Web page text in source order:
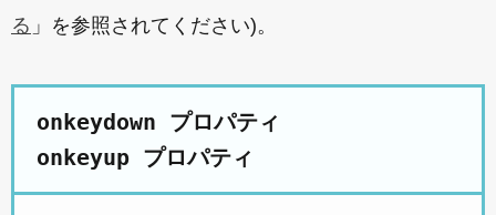
る 」を参照されてください)。
onkeydown プロパティ
onkeyup プロパティ